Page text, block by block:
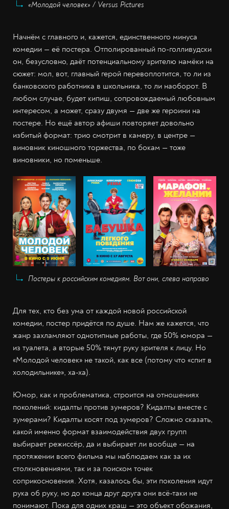
«Молодой человек» / Versus Pictures
Начнём с главного и, кажется, единственного минуса
комедии — её постера. Отполированный по-голливудски
он, безусловно, даёт потенциальному зрителю намёки на
сюжет: мол, вот, главный герой перевоплотится, то ли из
банковского работника в школьника, то ли наоборот. В
любом случае, будет кипиш, сопровождаемый любовным
интересом, а может, сразу двумя — две же героини на
постере. Но ещё автор афиши повторяет довольно
избитый формат: трио смотрит в камеру, в центре —
виновник киношного торжества, по бокам — тоже
виновники, но поменьше.
Постеры к российским комедиям. Вот они, слева направо
Для тех, кто без ума от каждой новой российской
комедии, постер придётся по душе. Нам же кажется, что
жанр захламляют однотипные работы, где 50% юмора —
из туалета, а вторые 50% тянут руку зрителя к лицу. Но
«Молодой человек» не такой, как все (потому что «спит в
холодильнике», ха-ха).
Юмор, как и проблематика, строится на отношениях
поколений: кидалты против зумеров? Кидалты вместе с
зумерами? Кидалты косят под зумеров? Сложно сказать,
какой именно формат взаимодействия двух групп
выбирает режиссёр, да и выбирает ли вообще — на
протяжении всего фильма мы наблюдаем как за их
столкновениями, так и за поиском точек
соприкосновения. Хотя, казалось бы, эти поколения идут
рука об руку, но до конца друг друга они всё-таки не
понимают. Пока для одних краш — это объект обожания,